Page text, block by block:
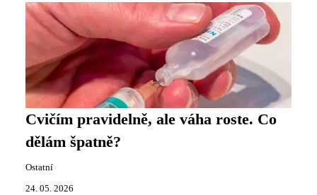
Cvičím pravidelně, ale váha roste. Co
dělám špatně?
Ostatní
24. 05. 2026